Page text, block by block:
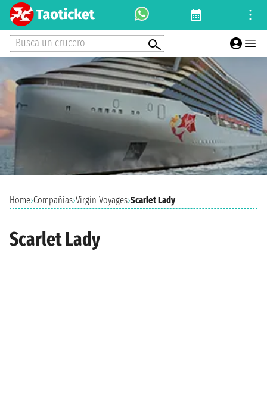
Busca un crucero
Home›Compañías›Virgin Voyages›Scarlet Lady
Scarlet Lady